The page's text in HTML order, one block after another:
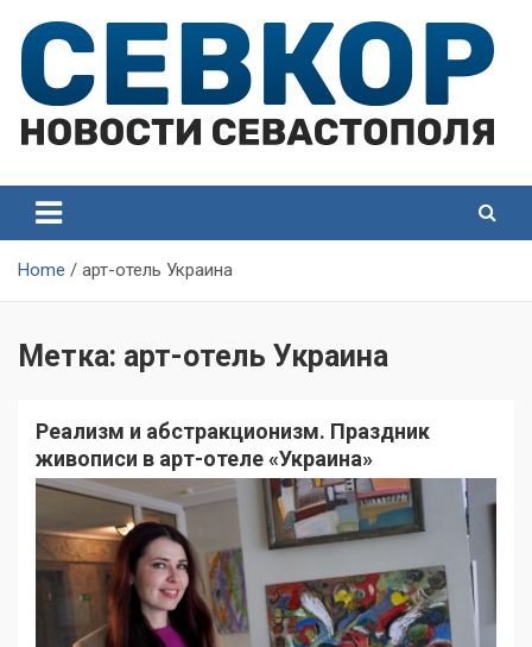
content
Севастополя
Севастополя
Home арт-отель Украина
Метка: арт-отель Украина
Реализм и абстракционизм. Праздник
живописи в арт-отеле «Украина»